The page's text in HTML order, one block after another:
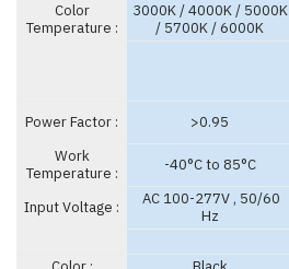
Color
Temperature :
3000K / 4000K / 5000K
/ 5700K / 6000K
Power Factor : >0.95
Work
Temperature :
-40°C to 85°C
Input Voltage :
AC 100-277V , 50/60
Hz